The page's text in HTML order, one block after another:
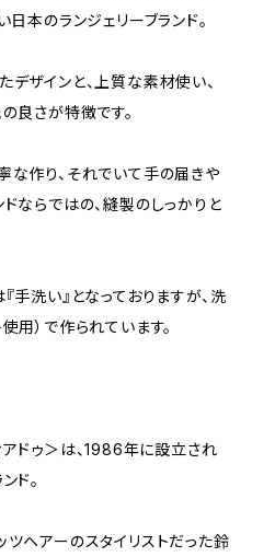
日本のランジェリーブランド。
ザインと、上質な素材使い、
良さが特徴です。
な作り、それでいて手の届きや
ならではの、縫製のしっかりと
手洗い』となっておりますが、洗
用）で作られています。
ドゥ＞は、1986年に設立され
ド。
ヘアーのスタイリストだった鈴